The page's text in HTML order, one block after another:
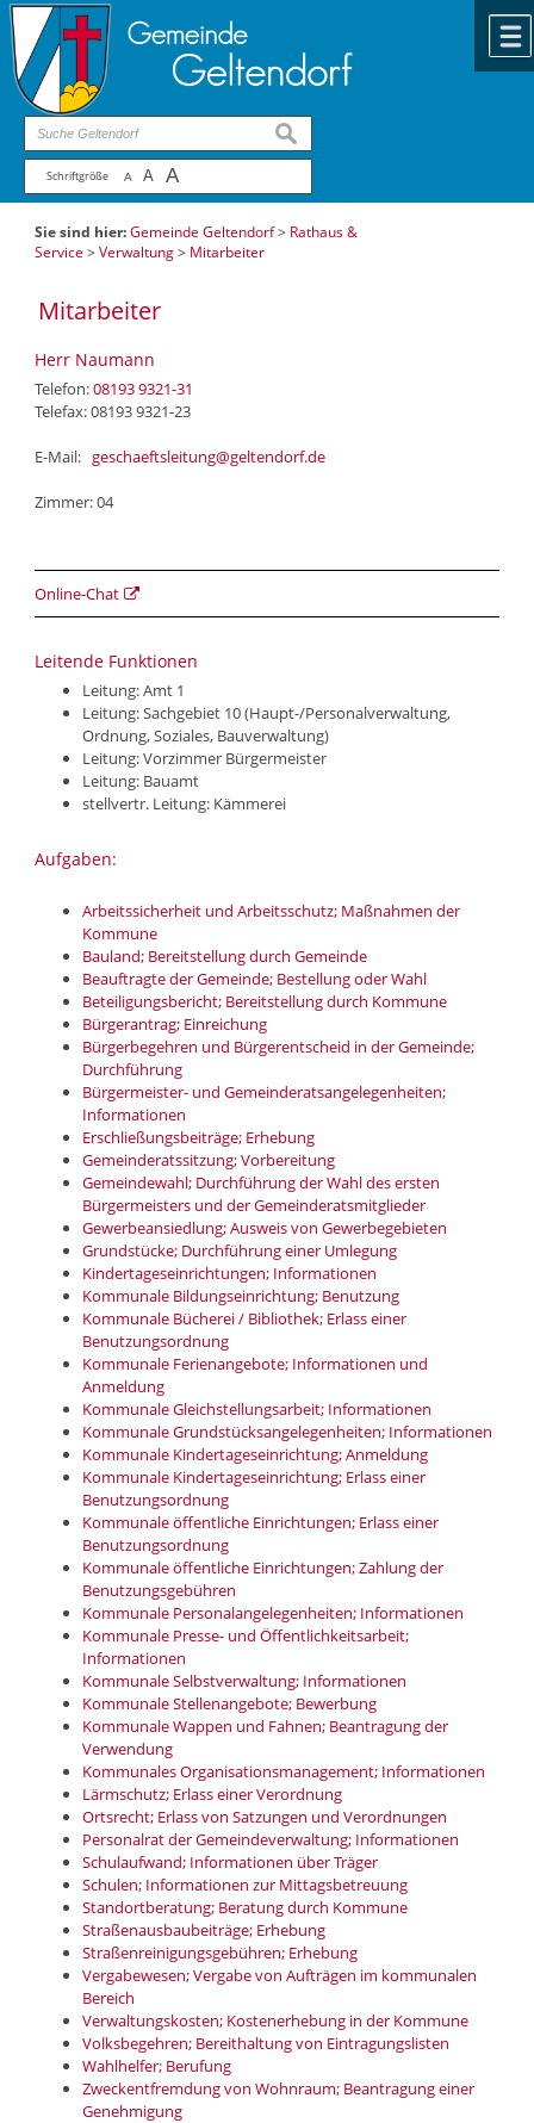
Zum Inhalt,zur Navigation
Schriftgröße A A A
suchen
Sie sind hier: Gemeinde Geltendorf> Rathaus &
Service > Verwaltung> Mitarbeiter
Mitarbeiter
Herr Naumann
Telefon:08193 9321-31
Telefax: 08193 9321-23
E-Mail: geschaeftsleitung@geltendorf.de
Zimmer: 04
Online-Chat
Leitende Funktionen
Leitung: Amt 1
Leitung: Sachgebiet 10 (Haupt-/Personalverwaltung,
Ordnung, Soziales, Bauverwaltung)
Leitung: Vorzimmer Bürgermeister
Leitung: Bauamt
stellvertr. Leitung: Kämmerei
Aufgaben:
Arbeitssicherheit und Arbeitsschutz; Maßnahmen der
Kommune
Bauland; Bereitstellung durch Gemeinde
Beauftragte der Gemeinde; Bestellung oder Wahl
Beteiligungsbericht; Bereitstellung durch Kommune
Bürgerantrag; Einreichung
Bürgerbegehren und Bürgerentscheid in der Gemeinde;
Durchführung
Bürgermeister- und Gemeinderatsangelegenheiten;
Informationen
Erschließungsbeiträge; Erhebung
Gemeinderatssitzung; Vorbereitung
Gemeindewahl; Durchführung der Wahl des ersten
Bürgermeisters und der Gemeinderatsmitglieder
Gewerbeansiedlung; Ausweis von Gewerbegebieten
Grundstücke; Durchführung einer Umlegung
Kindertageseinrichtungen; Informationen
Kommunale Bildungseinrichtung; Benutzung
Kommunale Bücherei / Bibliothek; Erlass einer
Benutzungsordnung
Kommunale Ferienangebote; Informationen und
Anmeldung
Kommunale Gleichstellungsarbeit; Informationen
Kommunale Grundstücksangelegenheiten; Informationen
Kommunale Kindertageseinrichtung; Anmeldung
Kommunale Kindertageseinrichtung; Erlass einer
Benutzungsordnung
Kommunale öffentliche Einrichtungen; Erlass einer
Benutzungsordnung
Kommunale öffentliche Einrichtungen; Zahlung der
Benutzungsgebühren
Kommunale Personalangelegenheiten; Informationen
Kommunale Presse- und Öffentlichkeitsarbeit;
Informationen
Kommunale Selbstverwaltung; Informationen
Kommunale Stellenangebote; Bewerbung
Kommunale Wappen und Fahnen; Beantragung der
Verwendung
Kommunales Organisationsmanagement; Informationen
Lärmschutz; Erlass einer Verordnung
Ortsrecht; Erlass von Satzungen und Verordnungen
Personalrat der Gemeindeverwaltung; Informationen
Schulaufwand; Informationen über Träger
Schulen; Informationen zur Mittagsbetreuung
Standortberatung; Beratung durch Kommune
Straßenausbaubeiträge; Erhebung
Straßenreinigungsgebühren; Erhebung
Vergabewesen; Vergabe von Aufträgen im kommunalen
Bereich
Verwaltungskosten; Kostenerhebung in der Kommune
Volksbegehren; Bereithaltung von Eintragungslisten
Wahlhelfer; Berufung
Zweckentfremdung von Wohnraum; Beantragung einer
Genehmigung